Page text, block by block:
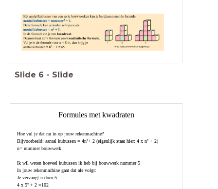
Slide 6 - Slide
Formules met kwadraten
Hoe vul je dat nu in op jouw rekenmachine?
Bijvoorbeeld: aantal kubussen = 4n²+ 2 (eigenlijk staat hier: 4 x n² + 2)
n= nummer bouwwerk
Ik wil weten hoeveel kubussen ik heb bij bouwwerk nummer 5
In jouw rekenmachine gaat dat als volgt:
Je vervangt n door 5
4 x 5² + 2 =102